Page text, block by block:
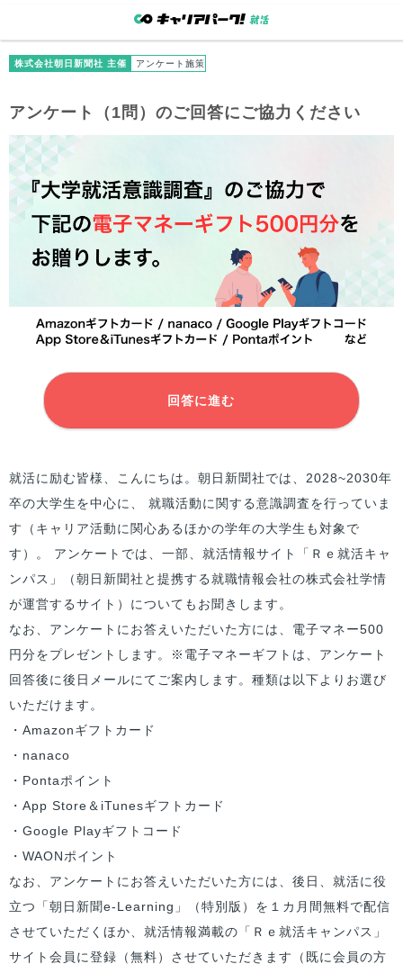
株式会社朝日新聞社 主催 アンケート施策
アンケート（1問）のご回答にご協力ください
回答に進む
就活に励む皆様
、こんにちは。朝日新聞社では、2028~2030年
卒の大学生を中心に、 就職活動に関する意識調査を行っていま
す（キャリア活動に関心あるほかの学年の大学生も対象で
す）。 アンケートでは、一部、就活情報サイト「Ｒｅ就活キャ
ンパス」（朝日新聞社と提携する就職情報会社の株式会社学情
が運営するサイト）についてもお聞きします。
なお、アンケートにお答えいただいた方には、電子マネー500
円分をプレゼントします。※電子マネーギフトは、アンケート
回答後に後日メールにてご案内します。種類は以下よりお選び
いただけます。
・Amazonギフトカード
・nanaco
・Pontaポイント
・App Store＆iTunesギフトカード
・Google Playギフトコード
・WAONポイント
なお、アンケートにお答えいただいた方には、後日、就活に役
立つ「朝日新聞e-Learning」（特別版）を１カ月間無料で配信
させていただくほか、就活情報満載の「Ｒｅ就活キャンパス」
サイト会員に登録（無料）させていただきます（既に会員の方